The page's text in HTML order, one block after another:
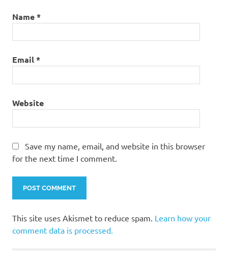
Name*
Email*
Website
Save my name, email, and website in this browser
for the next time I comment.
This site uses Akismet to reduce spam. Learn how your
comment data is processed.